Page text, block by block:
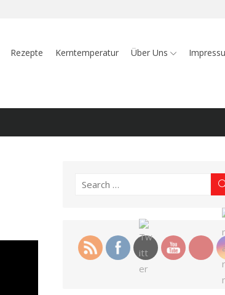
Rezepte Kerntemperatur Über Uns
Search